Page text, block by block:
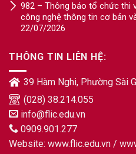
982 – Thông báo tổ chức thi
công nghệ thông tin cơ bản
22/07/2026
THÔNG TIN LIÊN HỆ:
39 Hàm Nghi, Phường Sài
(028) 38.214.055
info@flic.edu.vn
0909.901.277
Website: www.flic.edu.vn /